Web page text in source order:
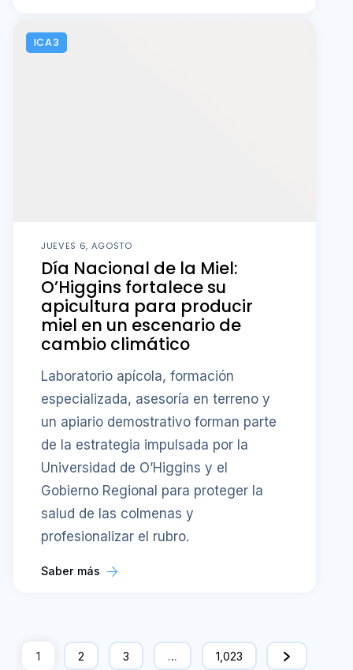
ICA3
JUEVES 6, AGOSTO
Día Nacional de la Miel:
O’Higgins fortalece su
apicultura para producir
miel en un escenario de
cambio climático
Laboratorio apícola, formación
especializada, asesoría en terreno y
un apiario demostrativo forman parte
de la estrategia impulsada por la
Universidad de O’Higgins y el
Gobierno Regional para proteger la
salud de las colmenas y
profesionalizar el rubro.
Saber más
1 2 3 … 1,023